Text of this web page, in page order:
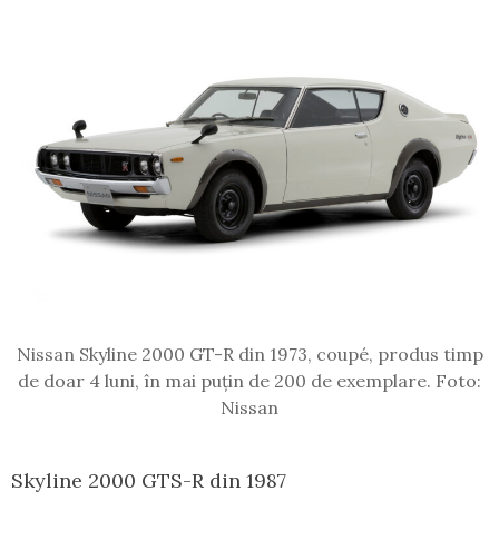
Nissan Skyline 2000 GT-R din 1973, coupé, produs timp
de doar 4 luni, în mai puțin de 200 de exemplare. Foto:
Nissan
Skyline 2000 GTS-R din 1987